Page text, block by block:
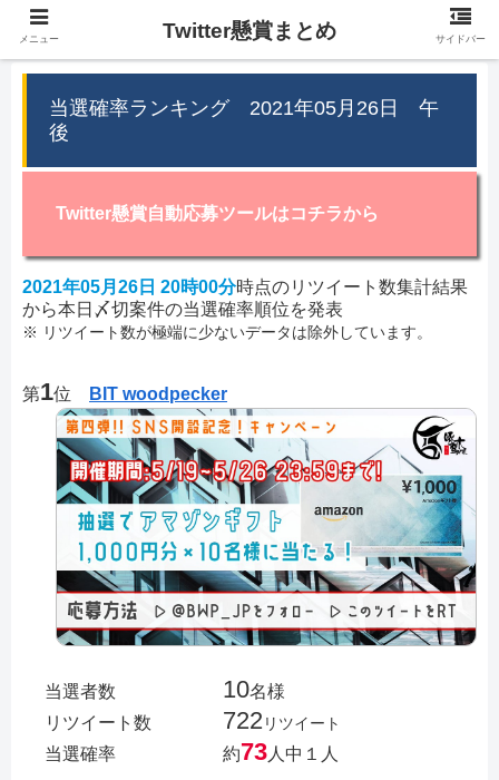
当選確率ランキング 2021年05月26日 午
後
Twitter懸賞自動応募ツールはコチラから
2021年05月26日 20時00分時点のリツイート数集計結果
から本日〆切案件の当選確率順位を発表
※ リツイート数が極端に少ないデータは除外しています。
第1位 BIT woodpecker
当選者数 10名様
リツイート数
722 リツイート
当選確率 約73 人中１人
メニュー Twitter懸賞まとめ サイドバー